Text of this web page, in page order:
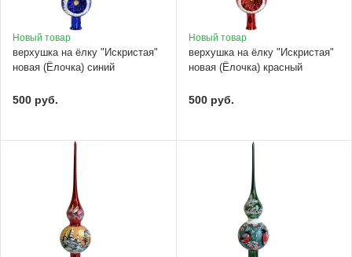
Новый товар
верхушка на ёлку "Искристая"
новая (Ёлочка) синий
500 руб.
Новый товар
верхушка на ёлку "Искристая"
новая (Ёлочка) красный
500 руб.